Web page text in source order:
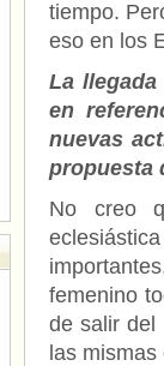
tiempo.
eso en los
La
en
nuevas
propuesta
No creo
femenino
de salir del
las mismas